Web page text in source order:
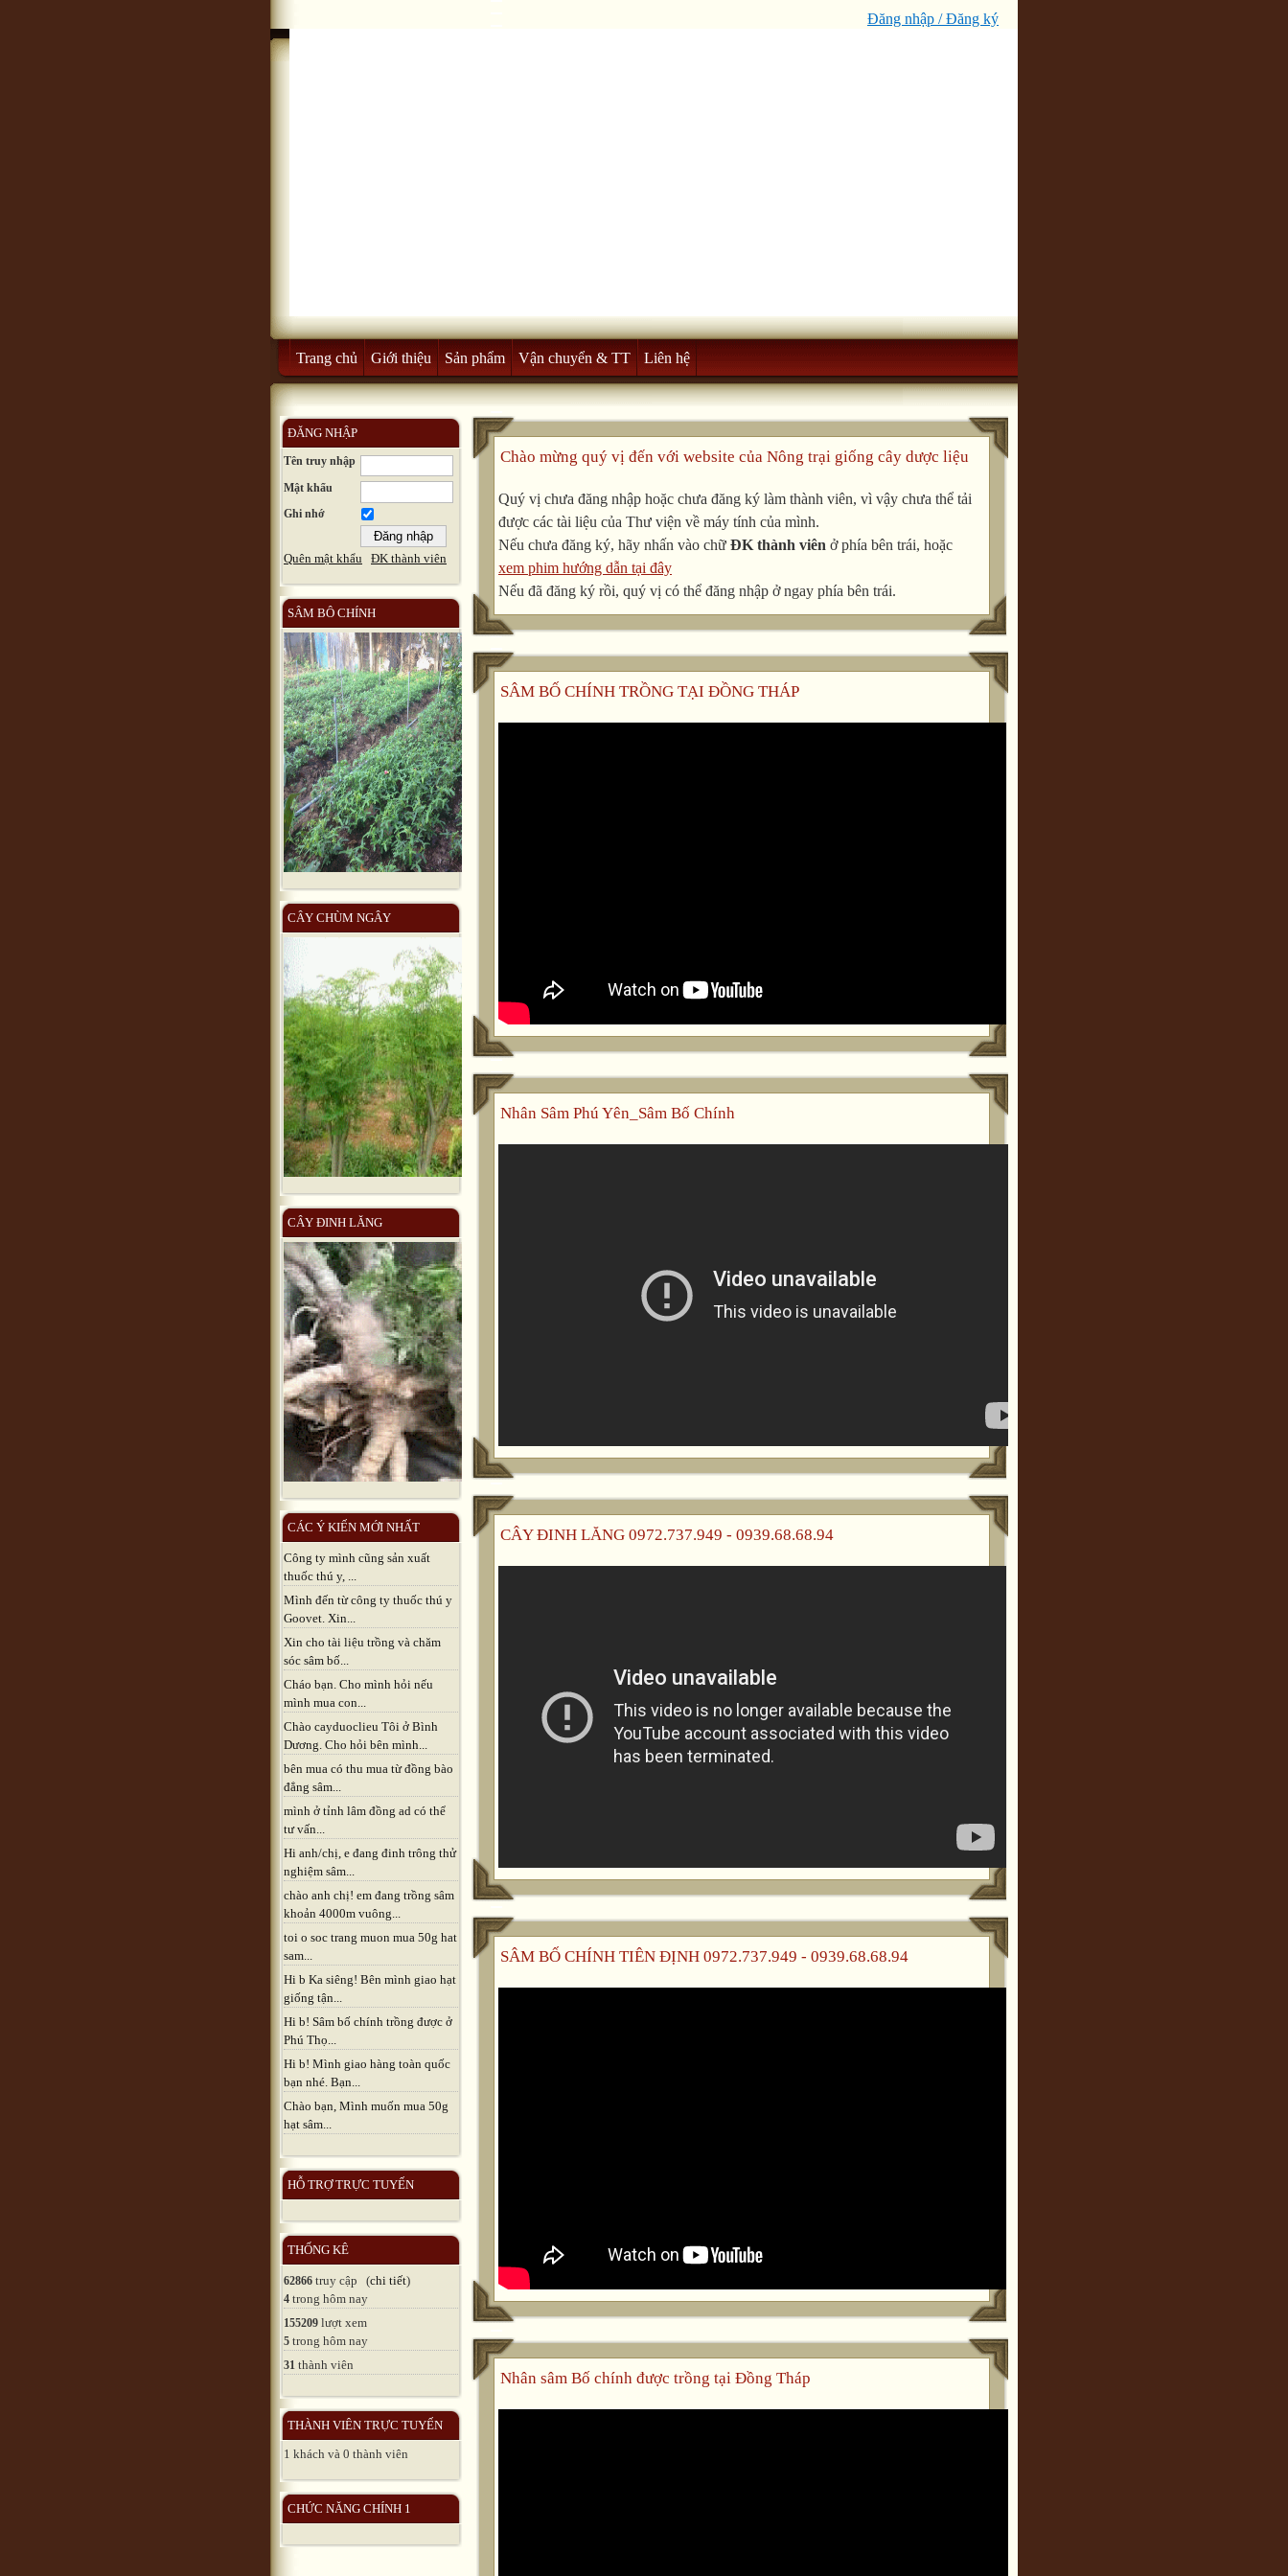
Đăng nhập / Đăng ký
Trang chủ Giới thiệu Sản phẩm Vận chuyển & TT Liên hệ
ĐĂNG NHẬP
Tên truy nhập
Mật khẩu
Ghi nhớ
Quên mật khẩu ĐK thành viên
SÂM BÔ CHÍNH
CÂY CHÙM NGÂY
CÂY ĐINH LĂNG
CÁC Ý KIẾN MỚI NHẤT
Công ty mình cũng sản xuất
thuốc thú y, ...
Mình đến từ công ty thuốc thú y
Goovet. Xin...
Xin cho tài liệu trồng và chăm
sóc sâm bố...
Cháo bạn. Cho mình hỏi nếu
mình mua con...
Chào cayduoclieu Tôi ở Bình
Dương. Cho hỏi bên mình...
bên mua có thu mua từ đồng bào
đẳng sâm...
mình ở tỉnh lâm đồng ad có thể
tư vấn...
Hi anh/chị, e đang đinh trông thử
nghiệm sâm...
chào anh chị! em đang trồng sâm
khoản 4000m vuông...
toi o soc trang muon mua 50g hat
sam...
Hi b Ka siêng! Bên mình giao hạt
giống tận...
Hi b! Sâm bố chính trồng được ở
Phú Thọ...
Hi b! Mình giao hàng toàn quốc
bạn nhé. Bạn...
Chào bạn, Mình muốn mua 50g
hạt sâm...
HỖ TRỢ TRỰC TUYẾN
THỐNG KÊ
62866 truy cập (chi tiết)
4 trong hôm nay
155209 lượt xem
5 trong hôm nay
31 thành viên
THÀNH VIÊN TRỰC TUYẾN
1 khách và 0 thành viên
CHỨC NĂNG CHÍNH 1
Chào mừng quý vị đến với website của Nông trại giống cây dược liệu
Quý vị chưa đăng nhập hoặc chưa đăng ký làm thành viên, vì vậy chưa thể tải
được các tài liệu của Thư viện về máy tính của mình.
Nếu chưa đăng ký, hãy nhấn vào chữ ĐK thành viên ở phía bên trái, hoặc
xem phim hướng dẫn tại đây
Nếu đã đăng ký rồi, quý vị có thể đăng nhập ở ngay phía bên trái.
SÂM BỐ CHÍNH TRỒNG TẠI ĐỒNG THÁP
Nhân Sâm Phú Yên_Sâm Bố Chính
CÂY ĐINH LĂNG 0972.737.949 - 0939.68.68.94
SÂM BỐ CHÍNH TIÊN ĐỊNH 0972.737.949 - 0939.68.68.94
Nhân sâm Bố chính được trồng tại Đồng Tháp